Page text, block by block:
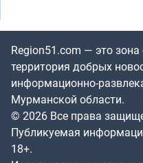
Region51.com — это
территория добрых
информационно-
Мурманской области.
© 2026 Все права
Публикуемая
18+.